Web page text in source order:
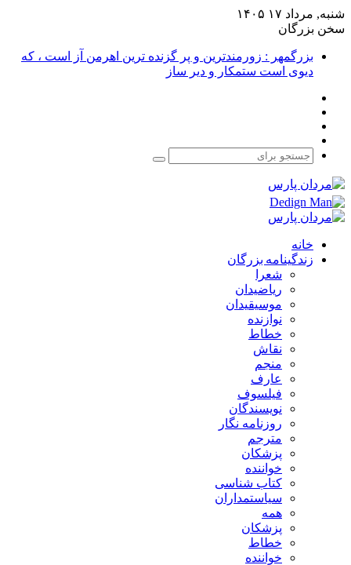
شنبه, مرداد ۱۷ ۱۴۰۵
سخن بزرگان
بزرگمهر : زورمندترین و پر گزنده ترین اهرمن آز است ، که
دیوی است ستمکار و دیر ساز
جستجو
خانه
زندگینامه بزرگان
شعرا
ریاضیدان
موسیقیدان
نوازنده
خطاط
نقاش
منجم
عارف
فیلسوف
نویسندگان
روزنامه نگار
مترجم
پزشکان
خواننده
کتاب شناسی
سیاستمداران
همه
پزشکان
خطاط
خواننده